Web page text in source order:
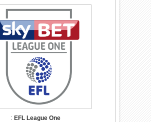
: EFL League One